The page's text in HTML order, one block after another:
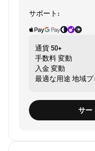
サポート:
通貨 50+
手数料変動
入金 変動
最適な用途 地域
サー